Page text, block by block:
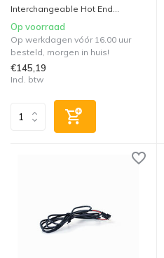
Interchangeable Hot End...
Op voorraad
Op werkdagen vóór 16.00 uur
besteld, morgen in huis!
€145,19
Incl. btw